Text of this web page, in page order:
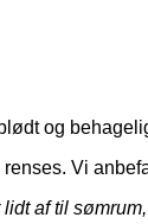
og
Vi
af til